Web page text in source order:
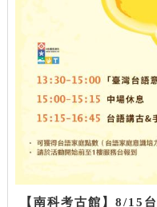
【南科考古館】8/15